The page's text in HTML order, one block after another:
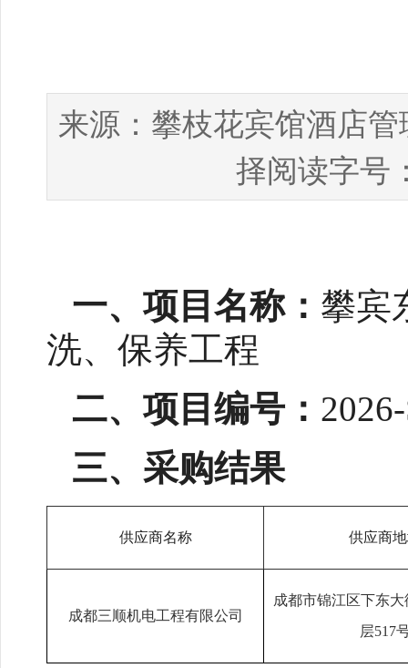
来源： 攀枝花宾馆酒店
择阅读字号
一、项目名称： 攀宾
洗、保养工程
二、 项目编号：
三、采购结果
供应商名称 供应商
成都三顺机电工程有限公司
成都市锦江区下东大
层517